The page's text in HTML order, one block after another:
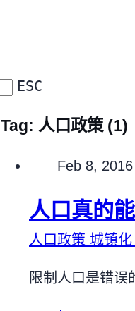
ESC
Tag: 人口政策 (1)
Published on
Feb 8, 2016
人口真的
人口政策 城镇化
限制人口是错误